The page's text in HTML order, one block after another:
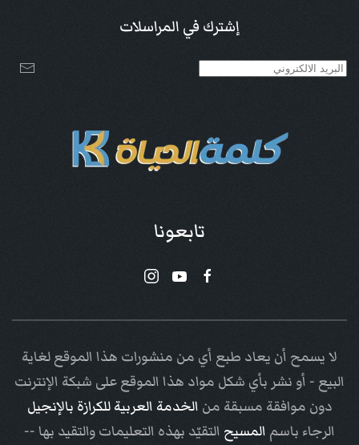
إشترك في المراسلات
تابعونا
لا يسمح أن يعاد طبع أي من منشورات هذا الموقع لغاية
البيع - أو نشر بأي شكل مواد هذا الموقع على شبكة الإنترنت
دون موافقة مسبقة من الخدمة العربية للكرازة بالإنجيل
الرجاء باسم المسيح التقيّد بهذه التعليمات والتقيد بها --